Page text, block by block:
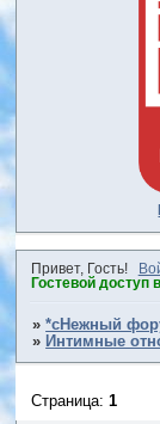
Привет, Гость!
Гостевой доступ
»*сНежный
» Интимные
Страница:1